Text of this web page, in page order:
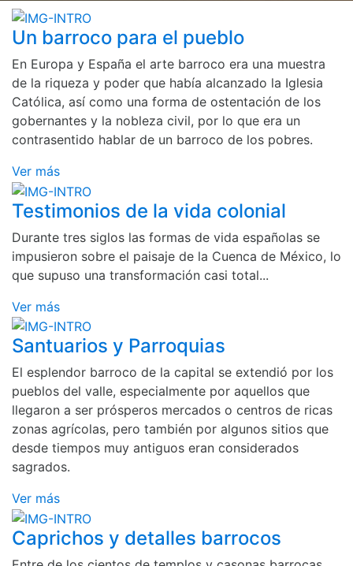
Un barroco para el pueblo
En Europa y España el arte barroco era una muestra
de la riqueza y poder que había alcanzado la Iglesia
Católica, así como una forma de ostentación de los
gobernantes y la nobleza civil, por lo que era un
contrasentido hablar de un barroco de los pobres.
Ver más
Testimonios de la vida colonial
Durante tres siglos las formas de vida españolas se
impusieron sobre el paisaje de la Cuenca de México, lo
que supuso una transformación casi total...
Ver más
Santuarios y Parroquias
El esplendor barroco de la capital se extendió por los
pueblos del valle, especialmente por aquellos que
llegaron a ser prósperos mercados o centros de ricas
zonas agrícolas, pero también por algunos sitios que
desde tiempos muy antiguos eran considerados
sagrados.
Ver más
Caprichos y detalles barrocos